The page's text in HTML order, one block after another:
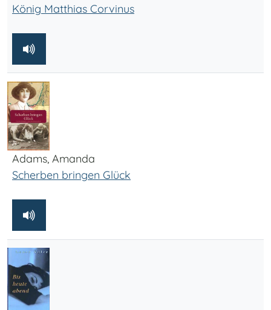
König Matthias Corvinus
Adams, Amanda
Scherben bringen Glück